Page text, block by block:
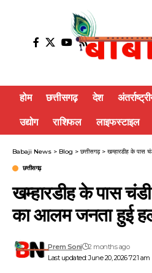
होम छत्तीसगढ़ देश
उद्योग राशिफल लाइफस्टाइल
Babaji News > Blog > छत्तीसगढ़> खम्हारडीह के पास
छत्तीसगढ़
खम्हारडीह के पास
का आलम जनता हुई
Last updated: June 20, 2026 7:21 am
Prem Soni 2 months ago